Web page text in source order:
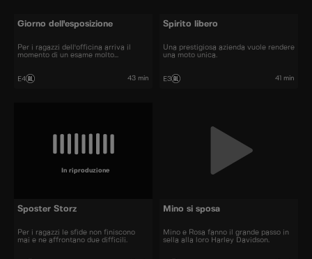
Giorno dell'esposizione
Per i ragazzi dell'officina arriva il
momento di un esame molto
E4 43 min
Spirito libero
Una prestigiosa azienda vuole rendere
una moto unica.
E3 41 min
In riproduzione
Sposter Storz
Per i ragazzi le sfide non finiscono
mai e ne affrontano due difficili.
Mino si sposa
Mino e Rosa fanno il grande passo in
sella alla loro Harley Davidson.